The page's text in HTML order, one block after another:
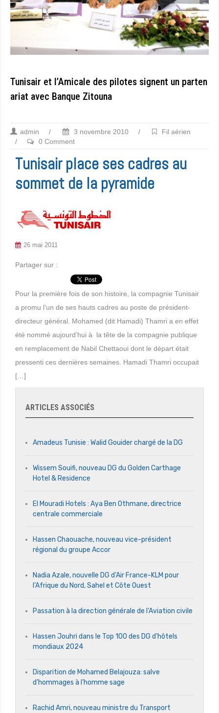
Tunisair et l’Amicale des pilotes signent un parten
ariat avec Banque Zitouna
admin / 3 novembre 2010 /
Fil aérien
/
0 Comment
Tunisair place ses cadres au
sommet de la pyramide
26 mai 2011
Partager sur :
Pour la première fois de son histoire, la compagnie Tunisair
a promu l’un de ses hauts cadres au poste de président-
directeur général. Mohamed (dit Hamadi) Thamri a en effet
été nommé aujourd’hui à la tête de la compagnie publique
en remplacement de Nabil Chettaoui dont le départ était
pressenti ces dernières semaines. Hamadi Thamri occupait
[…]
ARTICLES ASSOCIÉS
Amadeus Tunisie : Walid Gouider chargé de la DG
Wissem Souifi, nouveau DG du Golden Carthage
Hotel & Residence
El Mouradi Hotels : Aya Ben Othmane, directrice
centrale commerciale
Hassen Chaouache, nouveau vice-président
régional du groupe Accor
Nadia Azale, nouvelle DG d’Air France-KLM pour
l’Afrique du Nord, Sahel et Côte Ouest
Passation à la direction générale de l’Aviation civile
Hassen Jouhri dans le Top 100 des DG d’hôtels
mondiaux 2024
Disparition de Mohamed Belajouza: salve
d’hommages à l’homme sage
Rachid Amri, nouveau ministre du Transport